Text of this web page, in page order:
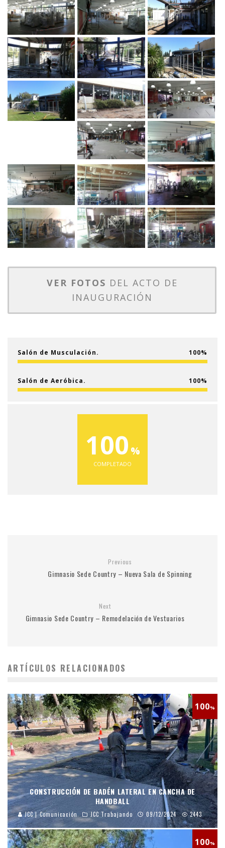
VER FOTOS DEL ACTO DE
INAUGURACIÓN
Salón de Musculación. 100
Salón de Aeróbica. 100
100
COMPLETADO
Previous
Gimnasio Sede Country – Nueva Sala de Spinning
Next
Gimnasio Sede Country – Remodelación de Vestuarios
ARTÍCULOS RELACIONADOS
100%
CONSTRUCCIÓN DE BADÉN LATERAL EN CANCHA DE
HANDBALL
JCC | Comunicación JCC Trabajando 09/12/2024 2443
100%